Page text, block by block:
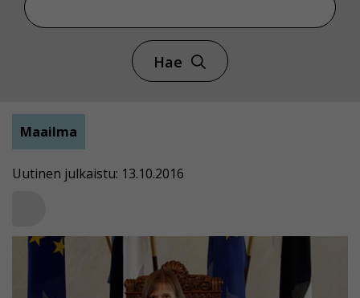
Hae
Maailma
Uutinen julkaistu: 13.10.2016